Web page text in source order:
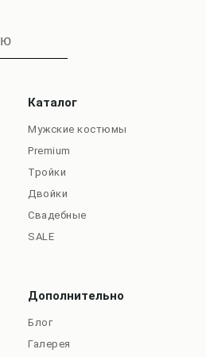
Каталог
Мужские костюмы
Premium
Тройки
Двойки
Свадебные
SALE
Дополнительно
Блог
Галерея